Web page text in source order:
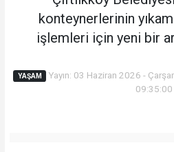
konteynerlerinin
işlemleri için yeni bir
YAŞAM
Yayın: 03 Haziran 2026 -
09:35:00